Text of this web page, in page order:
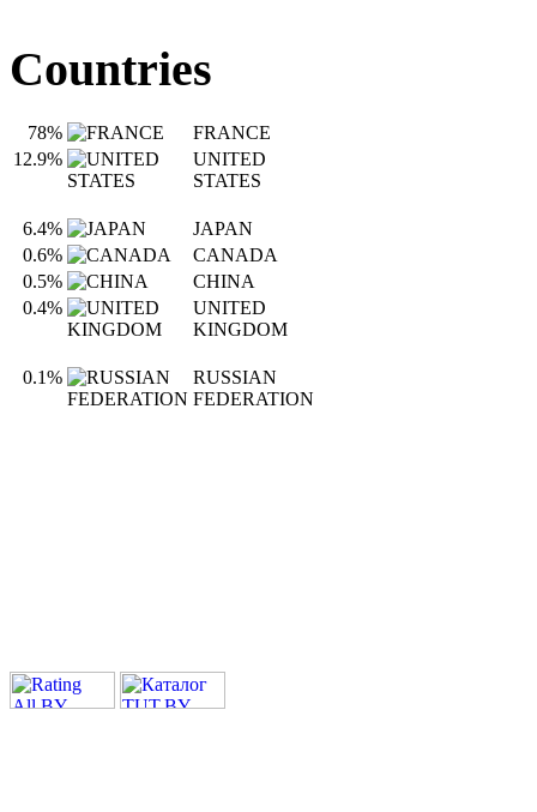
Countries
78%
FRANCE
12.9%
UNITED
STATES
6.4%
JAPAN
0.6%
CANADA
0.5%
CHINA
0.4%
UNITED
KINGDOM
0.1%
RUSSIAN
FEDERATION